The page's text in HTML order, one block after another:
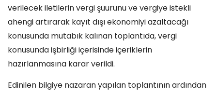
verilecek iletilerin vergi şuurunu ve vergiye istekli
ahengi artırarak kayıt dışı ekonomiyi azaltacağı
konusunda mutabık kalınan toplantıda, vergi
konusunda işbirliği içerisinde içeriklerin
hazırlanmasına karar verildi.
Edinilen bilgiye nazaran yapılan toplantının ardından